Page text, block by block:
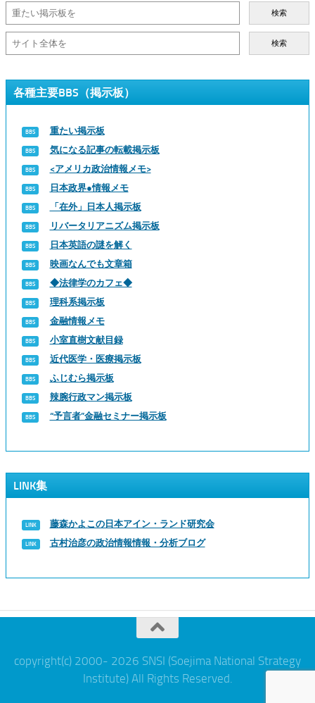
検索
検索
各種主要BBS（掲示板）
重たい掲示板
気になる記事の転載掲示板
<アメリカ政治情報メモ>
日本政界●情報メモ
「在外」日本人掲示板
リバータリアニズム掲示板
日本英語の謎を解く
映画なんでも文章箱
◆法律学のカフェ◆
理科系掲示板
金融情報メモ
小室直樹文献目録
近代医学・医療掲示板
ふじむら掲示板
辣腕行政マン掲示板
“予言者”金融セミナー掲示板
LINK集
藤森かよこの日本アイン・ランド研究会
古村治彦の政治情報情報・分析ブログ
copyright(c) 2000- 2026 SNSI (Soejima National Strategy
Institute) All Rights Reserved.